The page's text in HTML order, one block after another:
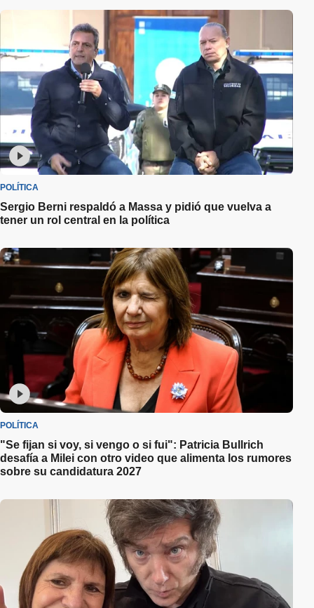
POLÍTICA
Sergio Berni respaldó a Massa y pidió que vuelva a
tener un rol central en la política
POLÍTICA
"Se fijan si voy, si vengo o si fui": Patricia Bullrich
desafía a Milei con otro video que alimenta los rumores
sobre su candidatura 2027